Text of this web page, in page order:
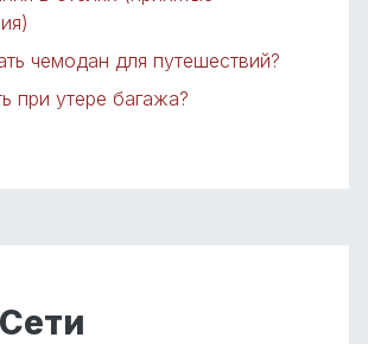
чемодан для путешествий?
при утере багажа?